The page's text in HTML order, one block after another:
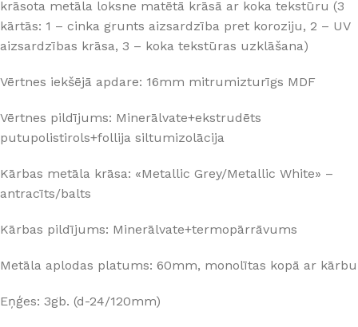
krāsota metāla loksne matētā krāsā ar koka tekstūru (3
kārtās: 1 – cinka grunts aizsardzība pret koroziju, 2 – UV
aizsardzības krāsa, 3 – koka tekstūras uzklāšana)
Vērtnes iekšējā apdare: 16mm mitrumizturīgs MDF
Vērtnes pildījums: Minerālvate+ekstrudēts
putupolistirols+follija siltumizolācija
Kārbas metāla krāsa: «Metallic Grey/Metallic White» –
antracīts/balts
Kārbas pildījums: Minerālvate+termopārrāvums
Metāla aplodas platums: 60mm, monolītas kopā ar kārbu
Eņģes: 3gb. (d-24/120mm)